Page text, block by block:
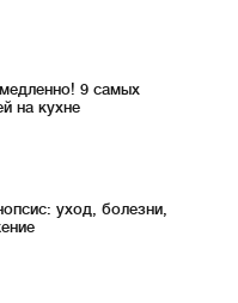
9 самых
на кухне
уход, болезни,